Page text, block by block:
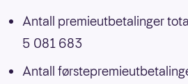
Antall premieutbetalinger
5 081 683
Antall